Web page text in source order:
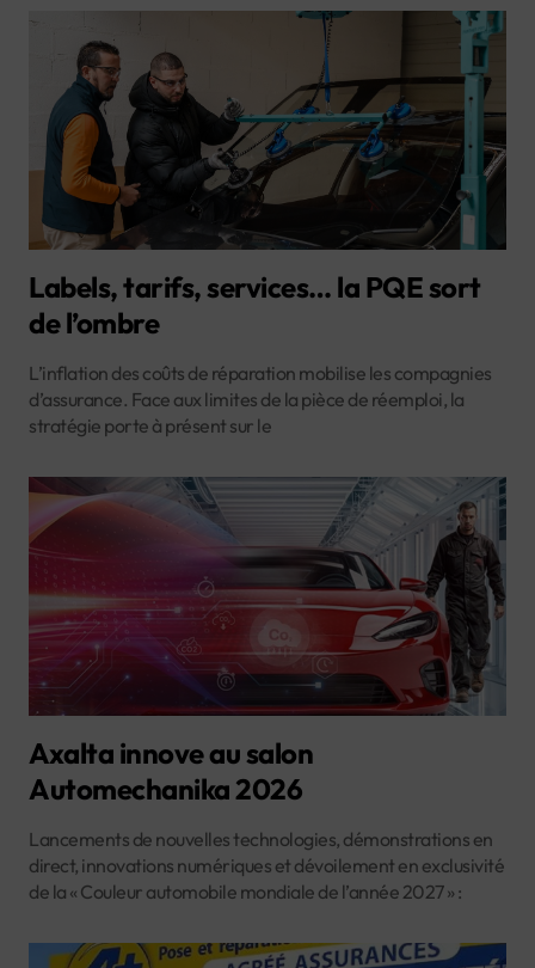
Labels, tarifs, services… la PQE sort
de l’ombre
L’inflation des coûts de réparation mobilise les compagnies
d’assurance. Face aux limites de la pièce de réemploi, la
stratégie porte à présent sur le
Axalta innove au salon
Automechanika 2026
Lancements de nouvelles technologies, démonstrations en
direct, innovations numériques et dévoilement en exclusivité
de la « Couleur automobile mondiale de l’année 2027 » :